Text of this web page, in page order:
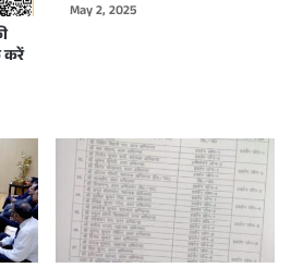
करें
May 2, 2025